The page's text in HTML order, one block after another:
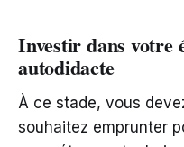
Investir dans votre
autodidacte
À ce stade, vous
souhaitez emprunter